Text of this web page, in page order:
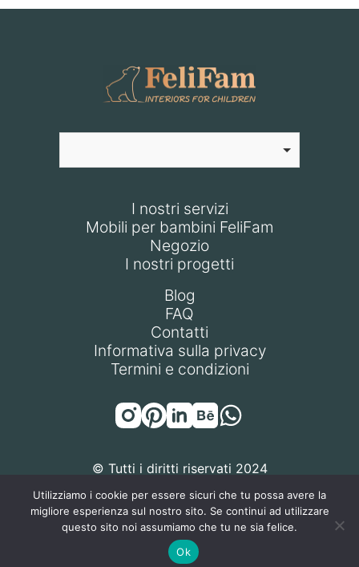
I nostri servizi
Mobili per bambini FeliFam
Negozio
I nostri progetti
Blog
FAQ
Contatti
Informativa sulla privacy
Termini e condizioni
© Tutti i diritti riservati 2024
FELIFAM S.R.L. | P.IVA / Codice Fiscale: 14471270968 | Sede
Legale: Via Gottlieb Wilhelm Daimler 18, 20151 Milano (MI),
Utilizziamo i cookie per essere sicuri che tu possa avere la
migliore esperienza sul nostro sito. Se continui ad utilizzare
questo sito noi assumiamo che tu ne sia felice.
Ok